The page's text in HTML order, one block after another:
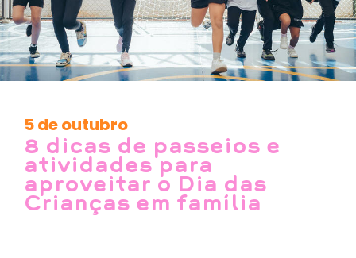
5 de outubro
8 dicas de passeios e
atividades para
aproveitar o Dia das
Crianças em família